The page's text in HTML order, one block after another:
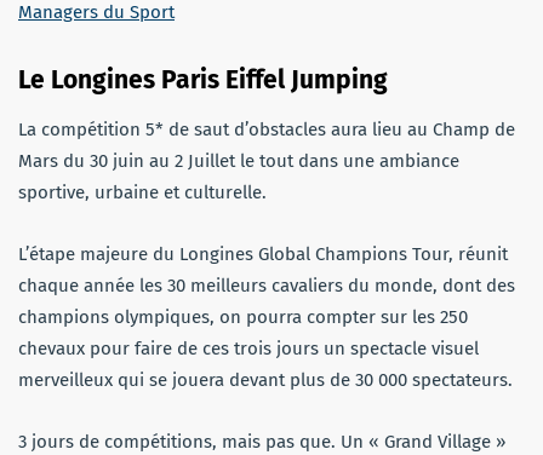
Managers du Sport
Le Longines Paris Eiffel Jumping
La compétition 5* de saut d’obstacles aura lieu au Champ de
Mars du 30 juin au 2 Juillet le tout dans une ambiance
sportive, urbaine et culturelle.
L’étape majeure du Longines Global Champions Tour, réunit
chaque année les 30 meilleurs cavaliers du monde, dont des
champions olympiques, on pourra compter sur les 250
chevaux pour faire de ces trois jours un spectacle visuel
merveilleux qui se jouera devant plus de 30 000 spectateurs.
3 jours de compétitions, mais pas que. Un « Grand Village »